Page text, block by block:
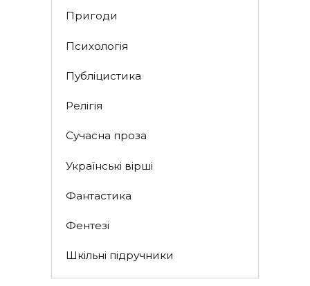
Пригоди
Психологія
Публіцистика
Релігія
Сучасна проза
Українські вірші
Фантастика
Фентезі
Шкільні підручники